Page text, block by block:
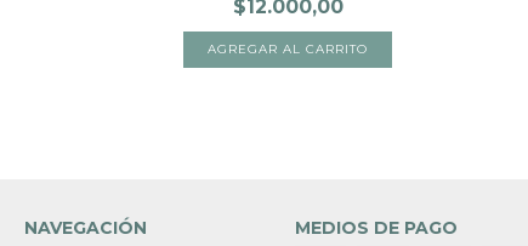
$12.000,00
NAVEGACIÓN
MEDIOS DE PAGO